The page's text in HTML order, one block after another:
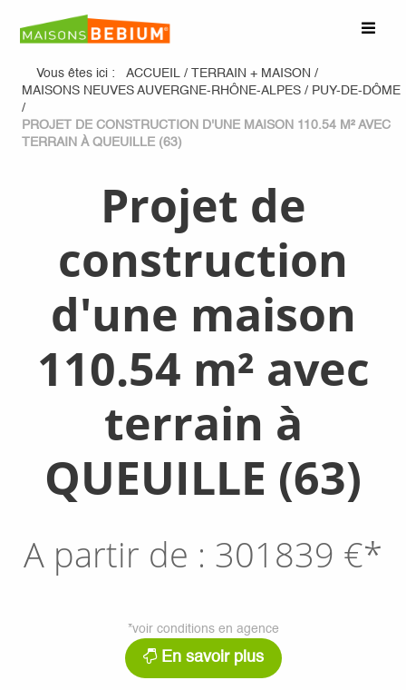
Vous êtes ici : ACCUEIL / TERRAIN + MAISON /
MAISONS NEUVES AUVERGNE-RHÔNE-ALPES / PUY-DE-DÔME
/
PROJET DE CONSTRUCTION D'UNE MAISON 110.54 M² AVEC
TERRAIN À QUEUILLE (63)
Projet de
construction
d'une maison
110.54 m² avec
terrain à
QUEUILLE (63)
A partir de : 301839 €*
*voir conditions en agence
En savoir plus